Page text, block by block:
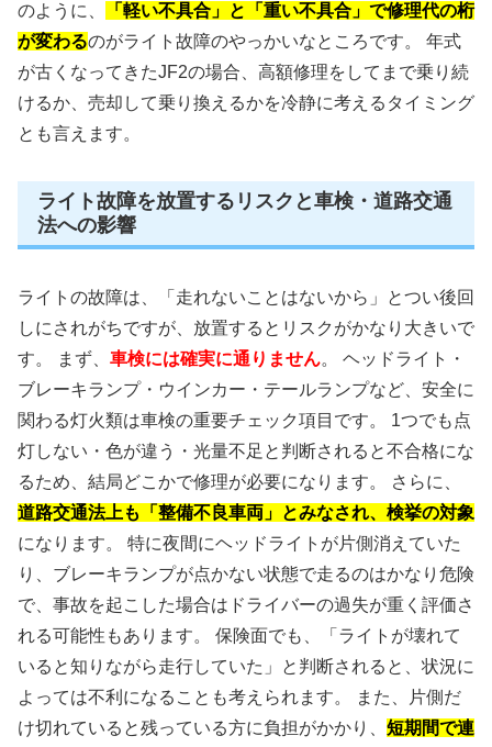
のように、
「軽い不具合」と「重い不具合」で修理代の桁
が変わるのがライト故障のやっかいなところです。 年式
が古くなってきたJF2の場合、高額修理をしてまで乗り続
けるか、売却して乗り換えるかを冷静に考えるタイミング
とも言えます。
ライト故障を放置するリスクと車検・道路交通
法への影響
ライトの故障は、「走れないことはないから」とつい後回
しにされがちですが、放置するとリスクがかなり大きいで
す。 まず、 車検には確実に通りません。 ヘッドライト・
ブレーキランプ・ウインカー・テールランプなど、安全に
関わる灯火類は車検の重要チェック項目です。 1つでも点
灯しない・色が違う・光量不足と判断されると不合格にな
るため、結局どこかで修理が必要になります。 さらに、
道路交通法上も「整備不良車両」とみなされ、検挙の対象
になります。 特に夜間にヘッドライトが片側消えていた
り、ブレーキランプが点かない状態で走るのはかなり危険
で、事故を起こした場合はドライバーの過失が重く評価さ
れる可能性もあります。 保険面でも、「ライトが壊れて
いると知りながら走行していた」と判断されると、状況に
よっては不利になることも考えられます。 また、片側だ
け切れていると残っている方に負担がかかり、 短期間で連